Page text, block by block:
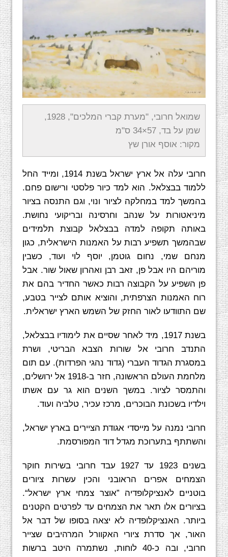
שמואל חרובי, "מערת קברי המלכים", 1928,
שמן על בד, 57×34 ס"מ
מקור: אוסף אורן שץ
חרובי עלה אל ארץ ישראל בשנת 1914, ומייד החל
ללמוד בבצלאל. הוא למד כיור פלסטי ורישום פחם.
בהמשך למד במחלקה לציור ונוי, וגם התנסה בציור
מיניאטורות על שנהב וחרסינה ובריקועי נחושת.
באותה תקופה למדה בבצלאל קבוצת תלמידים
שבהמשך תשפיע רבות על האמנות הישראלית, כגון
מנחם שמי, נחום גוטמן, יוסף לוי ועוד, כשבין
מוריהם היו אבל פן, זאב רבן ואהרון שאול שור. אבל
פן השפיע על הקבוצה רבות כאשר החדיר בהם את
רוח האמנות הצרפתית, והוציא אותם לצייר בטבע,
שם התוודעו לאור החזק של השמש הארץ ישראלית.
בשנת 1917, מיד לאחר שסיים את לימודיו בבצלאל,
התנדב חרובי אל שורות הצבא הבריטי, ושרת
במסגרת הגדוד העברי (גדוד נהגי הפרדות). עם תום
מלחמת העולם הראשונה, חזר ב-1918 אל ירושלים,
והתמסר לציור. במשך השנים הוא גר עם אשתו
וילדיו בשכונת הבוכרים, מרכז עכיר, טלביה ועוד.
חרובי נמנה על מייסדי אגודת הציירים בארץ ישראל,
והשתתף בתערוכת מגדל דוד המפורסמת.
בשנים 1923 עד 1927 עבד חרובי בשירות חוקר
הצמחים אפרים הראובני והכין עשרות ציורים
בוטניים לאנציקלופדיה ”אוצר צמחי ארץ ישראל“.
בציורים אלו תאר את הצמחים עד לפרטים הקטנים
ביותר. האנציקלופדיה לא יצאה בסופו של דבר אל
האור, אך סדרת ציורי האקוורל המרהיבים שצייר
חרובי, ובה כ-40 לוחות, נשתמרה היטב ברשות